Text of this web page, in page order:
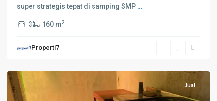
super strategis tepat di samping SMP ...
3 160 m2
Properti7
Jual